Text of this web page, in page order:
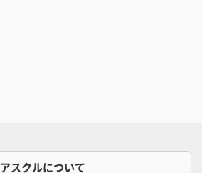
アスクルについて